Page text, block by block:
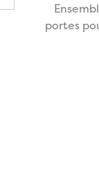
portes